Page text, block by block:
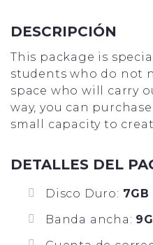
DESCRIPCIÓN
This package is
students who do not
space who will carry
way, you can
small capacity to
DETALLES DEL
Disco Duro: 7GB
Banda ancha: